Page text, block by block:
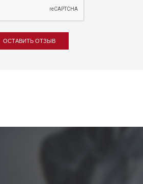
ОСТАВИТЬ ОТЗЫВ